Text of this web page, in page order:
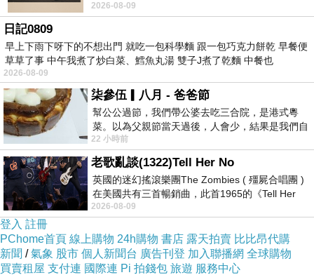
*
*
滸》系列第四部
2026-08-09
日記0809
早上下雨下呀下的不想出門 就吃一包科學麵 跟一包巧克力餅乾 早餐便
草草了事 中午我煮了炒白菜、鱈魚丸湯 雙子J煮了乾麵 中餐也
2026-08-09
柒參伍▎八月 - 爸爸節
幫公公過節，我們帶公婆去吃三合院，是港式粵
菜。以為父親節當天過後，人會少，結果是我們自
己想多了。人陸續地進，滿滿都是人，個人
22 小時前
老歌亂談(1322)Tell Her No
英國的迷幻搖滾樂團The Zombies ( 殭屍合唱團 )
在美國共有三首暢銷曲，此首1965的《Tell Her
No》即為其中之一，在告示牌百大單曲
2026-08-09
登入 註冊
PChome首頁 線上購物 24h購物 書店 露天拍賣 比比昂代購
新聞 /氣象 股市 個人新聞台 廣告刊登 加入聯播網 全球購物
買賣租屋 支付連 國際連 Pi 拍錢包 旅遊 服務中心